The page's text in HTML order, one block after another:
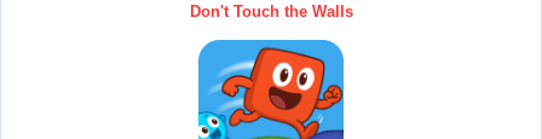
Don't Touch the Walls